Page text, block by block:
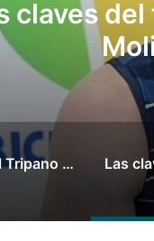
Late el
Manuel Tripano se consagró campeón panamericano de canotaje slalom